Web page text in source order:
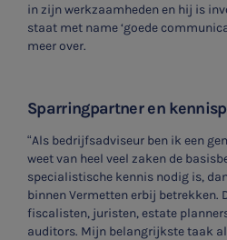
in zijn werkzaamheden en hij is
staat met name ‘goede
meer over.
Sparringpartner en
“Als bedrijfsadviseur ben ik een
weet van heel veel zaken de
specialistische kennis nodig is,
binnen Vermetten erbij betrekken.
fiscalisten, juristen, estate
auditors. Mijn belangrijkste taak